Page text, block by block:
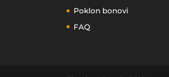
Poklon bonovi
FAQ